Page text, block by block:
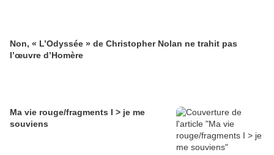
Non, « L’Odyssée » de Christopher Nolan ne trahit pas
l’œuvre d’Homère
Ma vie rouge/fragments I > je me
souviens